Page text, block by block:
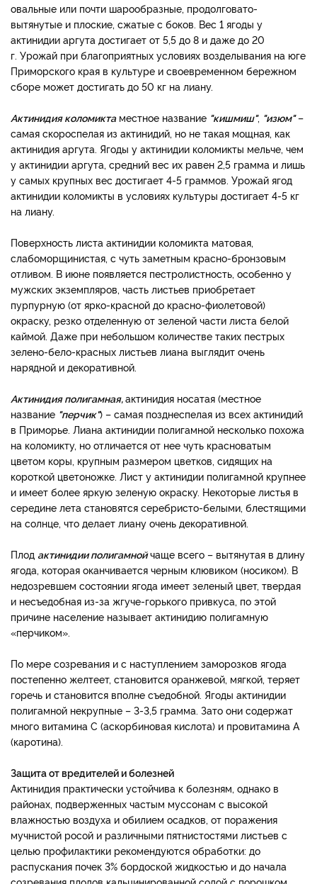
овальные или почти шарообразные, продолговато-
вытянутые и плоские, сжатые с боков. Вес 1 ягоды у
актинидии аргута достигает от 5,5 до 8 и даже до 20
г. Урожай при благоприятных условиях возделывания на юге
Приморского края в культуре и своевременном бережном
сборе может достигать до 50 кг на лиану.
Актинидия коломиктаместное название "кишмиш", "изюм"–
самая скороспелая из актинидий, но не такая мощная, как
актинидия аргута. Ягоды у актинидии коломикты мельче, чем
у актинидии аргута, средний вес их равен 2,5 грамма и лишь
у самых крупных вес достигает 4-5 граммов. Урожай ягод
актинидии коломикты в условиях культуры достигает 4-5 кг
на лиану.
Поверхность листа актинидии коломикта матовая,
слабоморщинистая, с чуть заметным красно-бронзовым
отливом. В июне появляется пестролистность, особенно у
мужских экземпляров, часть листьев приобретает
пурпурную (от ярко-красной до красно-фиолетовой)
окраску, резко отделенную от зеленой части листа белой
каймой. Даже при небольшом количестве таких пестрых
зелено-бело-красных листьев лиана выглядит очень
нарядной и декоративной.
Актинидия полигамная, актинидия носатая (местное
название "перчик") – самая позднеспелая из всех актинидий
в Приморье. Лиана актинидии полигамной несколько похожа
на коломикту, но отличается от нее чуть красноватым
цветом коры, крупным размером цветков, сидящих на
короткой цветоножке. Лист у актинидии полигамной крупнее
и имеет более яркую зеленую окраску. Некоторые листья в
середине лета становятся серебристо-белыми, блестящими
на солнце, что делает лиану очень декоративной.
Плод актинидии полигамнойчаще всего – вытянутая в длину
ягода, которая оканчивается черным клювиком (носиком). В
недозревшем состоянии ягода имеет зеленый цвет, твердая
и несъедобная из-за жгуче-горького привкуса, по этой
причине население называет актинидию полигамную
«перчиком».
По мере созревания и с наступлением заморозков ягода
постепенно желтеет, становится оранжевой, мягкой, теряет
горечь и становится вполне съедобной. Ягоды актинидии
полигамной некрупные – 3-3,5 грамма. Зато они содержат
много витамина С (аскорбиновая кислота) и провитамина А
(каротина).
Защита от вредителей и болезней
Актинидия практически устойчива к болезням, однако в
районах, подверженных частым муссонам с высокой
влажностью воздуха и обилием осадков, от поражения
мучнистой росой и различными пятнистостями листьев с
целью профилактики рекомендуются обработки: до
распускания почек 3% бордоской жидкостью и до начала
созревания плодов кальцинированной содой с порошком